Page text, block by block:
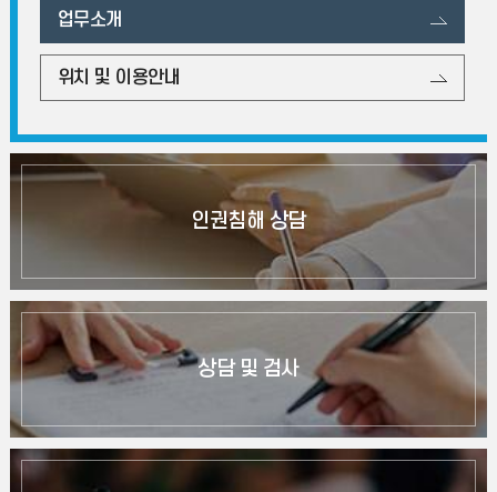
업무소개
위치 및 이용안내
인권침해 상담
상담 및 검사